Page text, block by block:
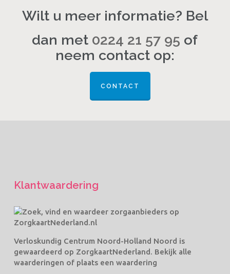
Wilt u meer informatie? Bel
dan met 0224 21 57 95 of
neem contact op:
CONTACT
Klantwaardering
Verloskundig Centrum Noord-Holland Noord is
gewaardeerd op ZorgkaartNederland. Bekijk alle
waarderingen of plaats een waardering